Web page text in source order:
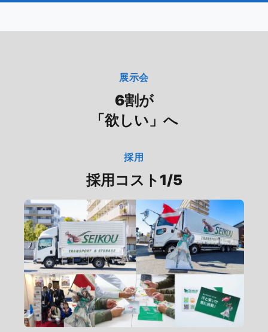
展示会
6割が
「欲しい」へ
採用
採用コスト1/5